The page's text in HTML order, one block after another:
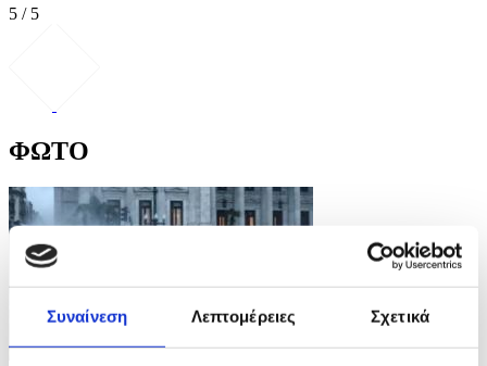
Συναίνεση Λεπτομέρειες Σχετικά
5 / 5
ΦΩΤΟ